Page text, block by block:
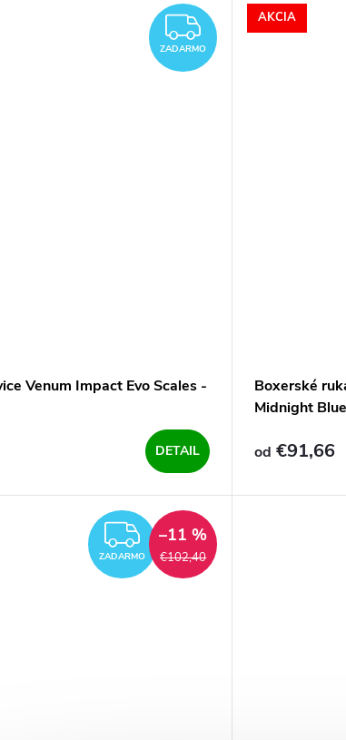
ZADARMO
ZADARMO
Venum Impact Evo Scales -
DETAIL
AKCIA
Boxerské
Midnight Blue
od €91,66
ZADARMO
ZADARMO €102,40
–11 %